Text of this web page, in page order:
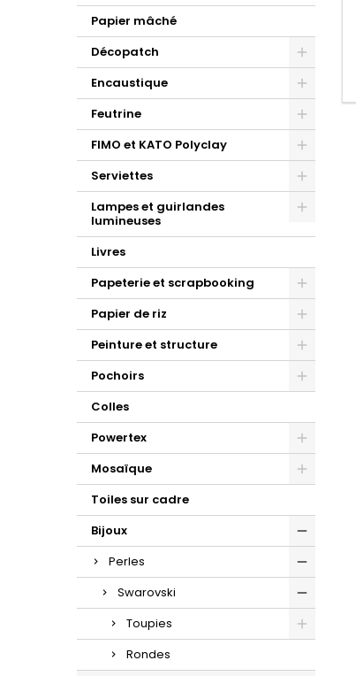
Papier mâché
Décopatch
Encaustique
Feutrine
FIMO et KATO Polyclay
Serviettes
Lampes et guirlandes
lumineuses
Livres
Papeterie et scrapbooking
Papier de riz
Peinture et structure
Pochoirs
Colles
Powertex
Mosaïque
Toiles sur cadre
Bijoux
Perles
Swarovski
Toupies
Rondes